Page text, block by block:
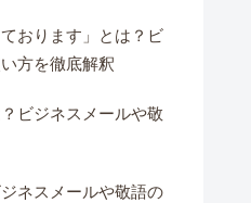
おります」とは？ビ
方を徹底解釈
ビジネスメールや敬
ネスメールや敬語の